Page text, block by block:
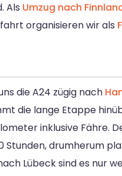
Als Umzug nach
organisieren wir als
die A24 zügig nach
die lange Etappe
inklusive Fähre.
Stunden, drumherum
Lübeck sind es nur